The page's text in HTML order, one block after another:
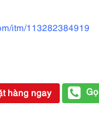
itm/113282384919
hàng ngay